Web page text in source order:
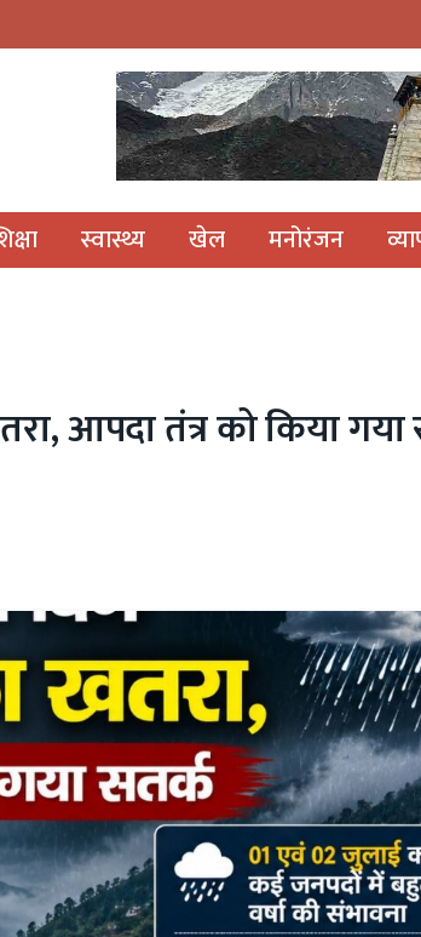
स्वास्थ्य खेल मनोरंजन
आपदा तंत्र को किया